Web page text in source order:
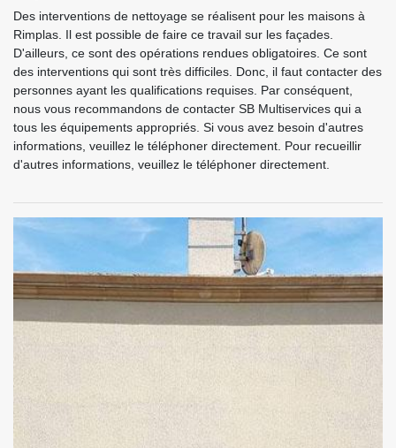
Des interventions de nettoyage se réalisent pour les maisons à
Rimplas. Il est possible de faire ce travail sur les façades.
D'ailleurs, ce sont des opérations rendues obligatoires. Ce sont
des interventions qui sont très difficiles. Donc, il faut contacter des
personnes ayant les qualifications requises. Par conséquent,
nous vous recommandons de contacter SB Multiservices qui a
tous les équipements appropriés. Si vous avez besoin d'autres
informations, veuillez le téléphoner directement. Pour recueillir
d'autres informations, veuillez le téléphoner directement.